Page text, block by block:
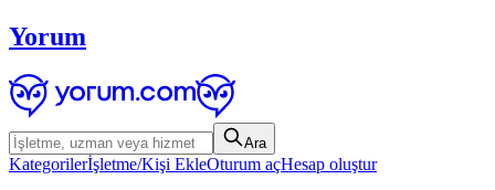
Yorum
Ara
Kategorilerİşletme/Kişi EkleOturum açHesap oluştur